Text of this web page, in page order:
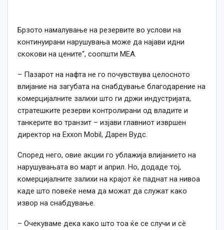
Брзото намалување на резервите во услови на
континуирани нарушувања може да најави идни
скокови на цените“, соопшти MEA.
– Пазарот на нафта не го почувствува целосното
влијание на загубата на снабдување благодарение на
комерцијалните залихи што ги држи индустријата,
стратешките резерви контролирани од владите и
танкерите во транзит – изјави главниот извршен
директор на Exxon Mobil, Дарен Вудс.
Според него, овие акции го ублажија влијанието на
нарушувањата во март и април. Но, додаде тој,
комерцијалните залихи на крајот ќе паднат на нивоа
каде што повеќе нема да можат да служат како
извор на снабдување.
– Очекуваме дека како што тоа ќе се случи и сè